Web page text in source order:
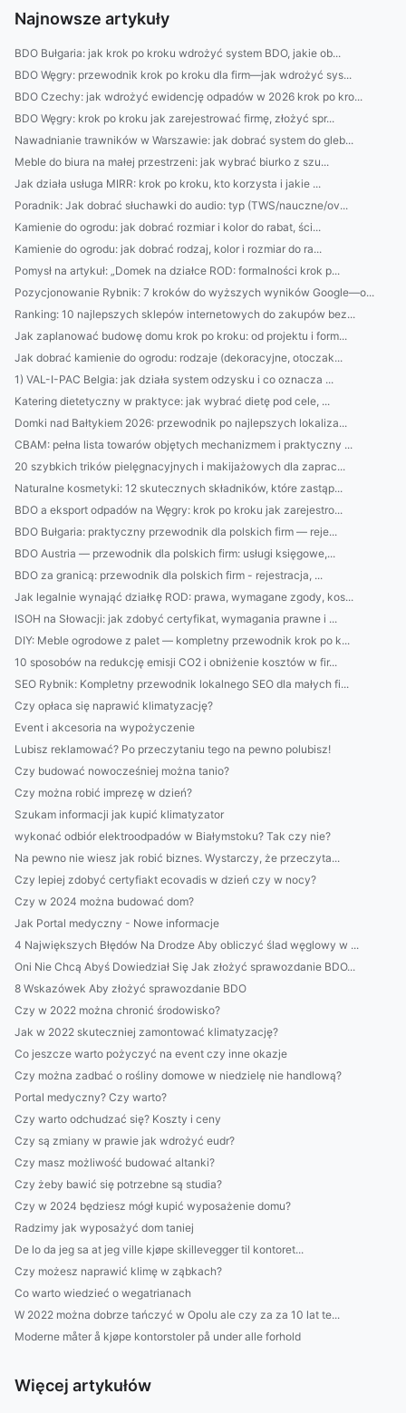
Najnowsze artykuły
BDO Bułgaria: jak krok po kroku wdrożyć system BDO, jakie ob...
BDO Węgry: przewodnik krok po kroku dla firm—jak wdrożyć sys...
BDO Czechy: jak wdrożyć ewidencję odpadów w 2026 krok po kro...
BDO Węgry: krok po kroku jak zarejestrować firmę, złożyć spr...
Nawadnianie trawników w Warszawie: jak dobrać system do gleb...
Meble do biura na małej przestrzeni: jak wybrać biurko z szu...
Jak działa usługa MIRR: krok po kroku, kto korzysta i jakie ...
Poradnik: Jak dobrać słuchawki do audio: typ (TWS/nauczne/ov...
Kamienie do ogrodu: jak dobrać rozmiar i kolor do rabat, ści...
Kamienie do ogrodu: jak dobrać rodzaj, kolor i rozmiar do ra...
Pomysł na artykuł: „Domek na działce ROD: formalności krok p...
Pozycjonowanie Rybnik: 7 kroków do wyższych wyników Google—o...
Ranking: 10 najlepszych sklepów internetowych do zakupów bez...
Jak zaplanować budowę domu krok po kroku: od projektu i form...
Jak dobrać kamienie do ogrodu: rodzaje (dekoracyjne, otoczak...
1) VAL-I-PAC Belgia: jak działa system odzysku i co oznacza ...
Katering dietetyczny w praktyce: jak wybrać dietę pod cele, ...
Domki nad Bałtykiem 2026: przewodnik po najlepszych lokaliza...
CBAM: pełna lista towarów objętych mechanizmem i praktyczny ...
20 szybkich trików pielęgnacyjnych i makijażowych dla zaprac...
Naturalne kosmetyki: 12 skutecznych składników, które zastąp...
BDO a eksport odpadów na Węgry: krok po kroku jak zarejestro...
BDO Bułgaria: praktyczny przewodnik dla polskich firm — reje...
BDO Austria — przewodnik dla polskich firm: usługi księgowe,...
BDO za granicą: przewodnik dla polskich firm - rejestracja, ...
Jak legalnie wynająć działkę ROD: prawa, wymagane zgody, kos...
ISOH na Słowacji: jak zdobyć certyfikat, wymagania prawne i ...
DIY: Meble ogrodowe z palet — kompletny przewodnik krok po k...
10 sposobów na redukcję emisji CO2 i obniżenie kosztów w fir...
SEO Rybnik: Kompletny przewodnik lokalnego SEO dla małych fi...
Czy opłaca się naprawić klimatyzację?
Event i akcesoria na wypożyczenie
Lubisz reklamować? Po przeczytaniu tego na pewno polubisz!
Czy budować nowocześniej można tanio?
Czy można robić imprezę w dzień?
Szukam informacji jak kupić klimatyzator
wykonać odbiór elektroodpadów w Białymstoku? Tak czy nie?
Na pewno nie wiesz jak robić biznes. Wystarczy, że przeczyta...
Czy lepiej zdobyć certyfiakt ecovadis w dzień czy w nocy?
Czy w 2024 można budować dom?
Jak Portal medyczny - Nowe informacje
4 Największych Błędów Na Drodze Aby obliczyć ślad węglowy w ...
Oni Nie Chcą Abyś Dowiedział Się Jak złożyć sprawozdanie BDO...
8 Wskazówek Aby złożyć sprawozdanie BDO
Czy w 2022 można chronić środowisko?
Jak w 2022 skuteczniej zamontować klimatyzację?
Co jeszcze warto pożyczyć na event czy inne okazje
Czy można zadbać o rośliny domowe w niedzielę nie handlową?
Portal medyczny? Czy warto?
Czy warto odchudzać się? Koszty i ceny
Czy są zmiany w prawie jak wdrożyć eudr?
Czy masz możliwość budować altanki?
Czy żeby bawić się potrzebne są studia?
Czy w 2024 będziesz mógł kupić wyposażenie domu?
Radzimy jak wyposażyć dom taniej
De lo da jeg sa at jeg ville kjøpe skillevegger til kontoret...
Czy możesz naprawić klimę w ząbkach?
Co warto wiedzieć o wegatrianach
W 2022 można dobrze tańczyć w Opolu ale czy za za 10 lat te...
Moderne måter å kjøpe kontorstoler på under alle forhold
Więcej artykułów